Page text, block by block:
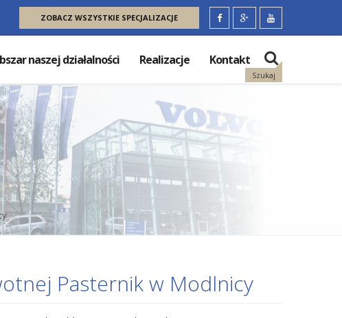
ZOBACZ WSZYSTKIE SPECJALIZACJE
Szukaj
naszej działalności Realizacje Kontakt
Pasternik w Modlnicy